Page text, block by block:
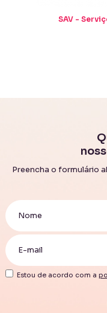
SAV -
Preencha o formulário
Estou de acordo com a